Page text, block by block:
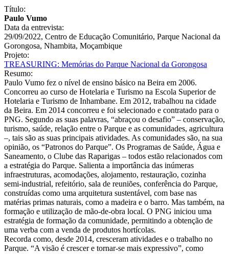
Título:
Paulo Vumo
Data da entrevista:
29/09/2022, Centro de Educação Comunitário, Parque Nacional da
Gorongosa, Nhambita, Moçambique
Projeto:
TREASURING: Memórias do Parque Nacional da Gorongosa
Resumo:
Paulo Vumo fez o nível de ensino básico na Beira em 2006.
Concorreu ao curso de Hotelaria e Turismo na Escola Superior de
Hotelaria e Turismo de Inhambane. Em 2012, trabalhou na cidade
da Beira. Em 2014 concorreu e foi selecionado e contratado para o
PNG. Segundo as suas palavras, “abraçou o desafio” – conservação,
turismo, saúde, relação entre o Parque e as comunidades, agricultura
–, tais são as suas principais atividades. As comunidades são, na sua
opinião, os “Patronos do Parque”. Os Programas de Saúde, Água e
Saneamento, o Clube das Raparigas – todos estão relacionados com
a estratégia do Parque. Salienta a importância das inúmeras
infraestruturas, acomodações, alojamento, restauração, cozinha
semi-industrial, refeitório, sala de reuniões, conferência do Parque,
construídas como uma arquitetura sustentável, com base nas
matérias primas naturais, como a madeira e o barro. Mas também, na
formação e utilização de mão-de-obra local. O PNG iniciou uma
estratégia de formação da comunidade, permitindo a obtenção de
uma verba com a venda de produtos hortícolas.
Recorda como, desde 2014, cresceram atividades e o trabalho no
Parque. “A visão é crescer e tornar-se mais expressivo”, como